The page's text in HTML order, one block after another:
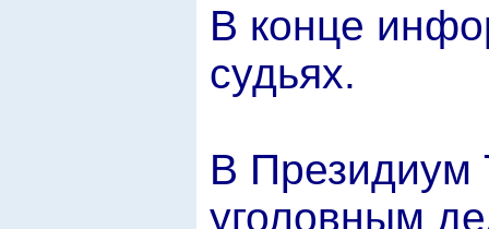
В конце
судьях.
В Президиум
уголовным